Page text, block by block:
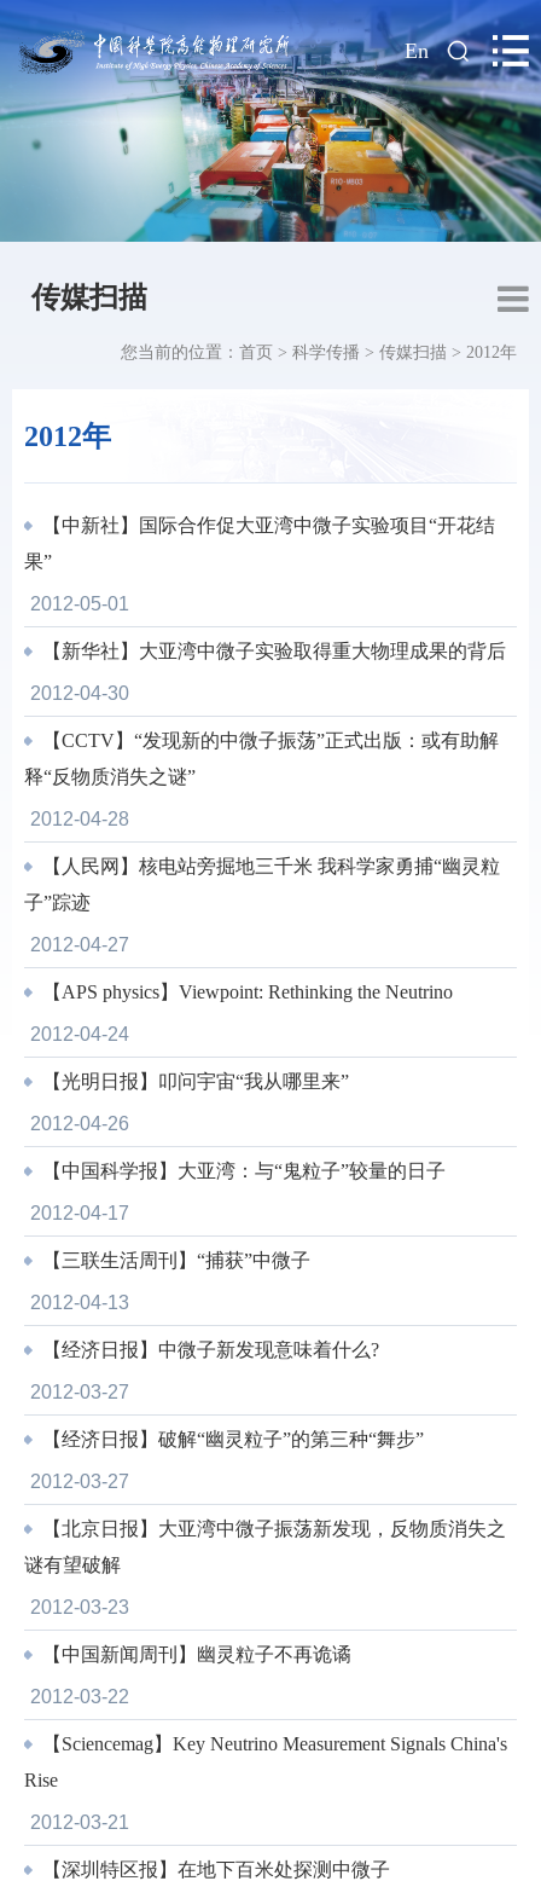
| En
传媒扫描
2012年
您当前的位置： 首页 > 科学传播 > 传媒扫描 > 2012年
【中新社】国际合作促大亚湾中微子实验项目“开花结
果”
2012-05-01
【新华社】大亚湾中微子实验取得重大物理成果的背后
2012-04-30
【CCTV】“发现新的中微子振荡”正式出版：或有助解
释“反物质消失之谜”
2012-04-28
【人民网】核电站旁掘地三千米 我科学家勇捕“幽灵粒
子”踪迹
2012-04-27
【APS physics】Viewpoint: Rethinking the Neutrino
2012-04-24
【光明日报】叩问宇宙“我从哪里来”
2012-04-26
【中国科学报】大亚湾：与“鬼粒子”较量的日子
2012-04-17
【三联生活周刊】“捕获”中微子
2012-04-13
【经济日报】中微子新发现意味着什么?
2012-03-27
【经济日报】破解“幽灵粒子”的第三种“舞步”
2012-03-27
【北京日报】大亚湾中微子振荡新发现，反物质消失之
谜有望破解
2012-03-23
【中国新闻周刊】幽灵粒子不再诡谲
2012-03-22
【Sciencemag】Key Neutrino Measurement Signals China's
Rise
2012-03-21
【深圳特区报】在地下百米处探测中微子